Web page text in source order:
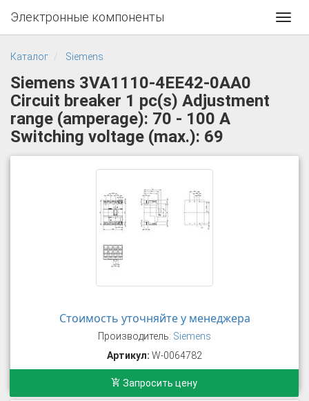
Электронные компоненты
Каталог Siemens
Siemens 3VA1110-4EE42-0AA0
Circuit breaker 1 pc(s) Adjustment
range (amperage): 70 - 100 A
Switching voltage (max.): 69
Стоимость уточняйте у менеджера
Производитель: Siemens
Артикул: W-0064782
Запросить цену